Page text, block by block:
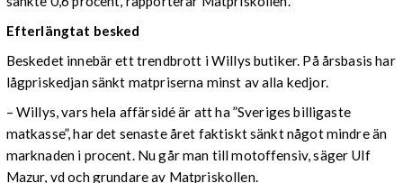
Efterlängtat besked
Beskedet innebär ett trendbrott i Willys butiker. På årsbasis har
lågpriskedjan sänkt matpriserna minst av alla kedjor.
– Willys, vars hela affärsidé är att ha ”Sveriges billigaste
matkasse”, har det senaste året faktiskt sänkt något mindre än
marknaden i procent. Nu går man till motoffensiv, säger Ulf
Mazur, vd och grundare av Matpriskollen.